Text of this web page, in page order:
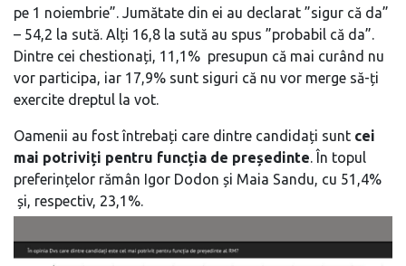
pe 1 noiembrie”. Jumătate din ei au declarat ”sigur că da”
– 54,2 la sută. Alți 16,8 la sută au spus ”probabil că da”.
Dintre cei chestionați, 11,1% presupun că mai curând nu
vor participa, iar 17,9% sunt siguri că nu vor merge să-ți
exercite dreptul la vot.
Oamenii au fost întrebați care dintre candidați sunt cei
mai potriviți pentru funcția de președinte. În topul
preferințelor rămân Igor Dodon și Maia Sandu, cu 51,4%
și, respectiv, 23,1%.